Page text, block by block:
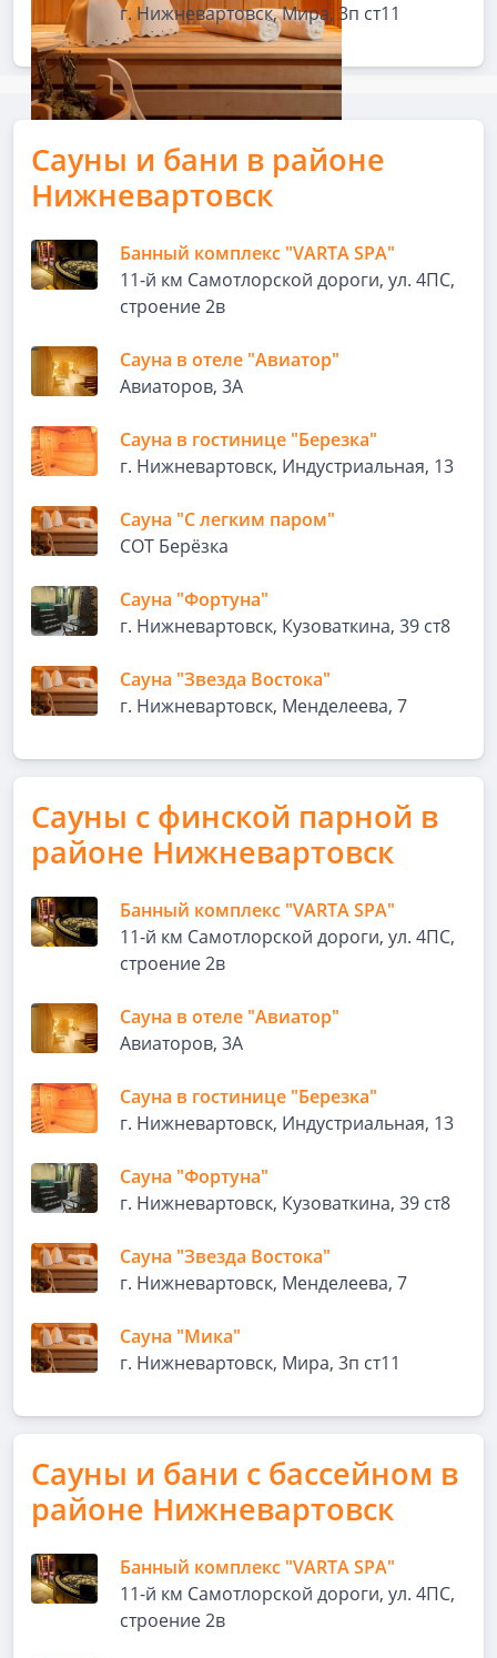
г. Нижневартовск, Мира, 3п ст11
Сауны и бани в районе
Нижневартовск
Банный комплекс "VARTA SPA"
11-й км Самотлорской дороги, ул. 4ПС,
строение 2в
Сауна в отеле "Авиатор"
Авиаторов, 3А
Сауна в гостинице "Березка"
г. Нижневартовск, Индустриальная, 13
Сауна "С легким паром"
СОТ Берёзка
Сауна "Фортуна"
г. Нижневартовск, Кузоваткина, 39 ст8
Сауна "Звезда Востока"
г. Нижневартовск, Менделеева, 7
Сауны с финской парной в
районе Нижневартовск
Банный комплекс "VARTA SPA"
11-й км Самотлорской дороги, ул. 4ПС,
строение 2в
Сауна в отеле "Авиатор"
Авиаторов, 3А
Сауна в гостинице "Березка"
г. Нижневартовск, Индустриальная, 13
Сауна "Фортуна"
г. Нижневартовск, Кузоваткина, 39 ст8
Сауна "Звезда Востока"
г. Нижневартовск, Менделеева, 7
Сауна "Мика"
г. Нижневартовск, Мира, 3п ст11
Сауны и бани с бассейном в
районе Нижневартовск
Банный комплекс "VARTA SPA"
11-й км Самотлорской дороги, ул. 4ПС,
строение 2в